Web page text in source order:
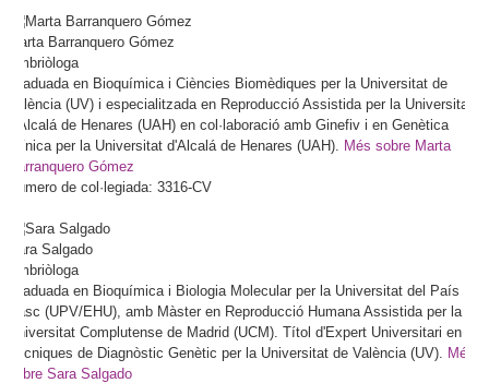
Marta Barranquero Gómez
Embriòloga
Graduada en Bioquímica i Ciències Biomèdiques per la Universitat de
València (UV) i especialitzada en Reproducció Assistida per la Universitat
d'Alcalá de Henares (UAH) en col·laboració amb Ginefiv i en Genètica
Clínica per la Universitat d'Alcalá de Henares (UAH). Més sobre Marta
Barranquero Gómez
Número de col·legiada: 3316-CV
Sara Salgado
Embriòloga
Graduada en Bioquímica i Biologia Molecular per la Universitat del País
Basc (UPV/EHU), amb Màster en Reproducció Humana Assistida per la
Universitat Complutense de Madrid (UCM). Títol d'Expert Universitari en
Tècniques de Diagnòstic Genètic per la Universitat de València (UV). Més
sobre Sara Salgado